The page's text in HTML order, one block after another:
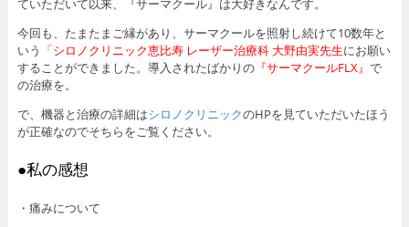
ていただいて以来、『サーマクール』は大好きなんです。
今回も、たまたまご縁があり、サーマクールを照射し続けて10数年と
いう 「シロノクリニック恵比寿 レーザー治療科 大野由実先生にお願い
することができました。導入されたばかりの『サーマクールFLX』 で
の治療を。
で、機器と治療の詳細はシロノクリニックのHPを見ていただいたほう
が正確なのでそちらをご覧ください。
●私の感想
・痛みについて